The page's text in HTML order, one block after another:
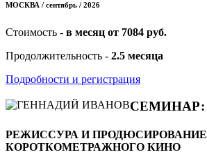
МОСКВА / сентябрь / 2026
Стоимость - в месяц от 7084 руб.
Продолжительность - 2.5 месяца
Подробности и регистрация
СЕМИНАР:
РЕЖИССУРА И ПРОДЮСИРОВАНИЕ
КОРОТКОМЕТРАЖНОГО КИНО